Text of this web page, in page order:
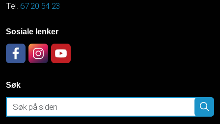
Tel. 67 20 54 23
Sosiale lenker
Søk